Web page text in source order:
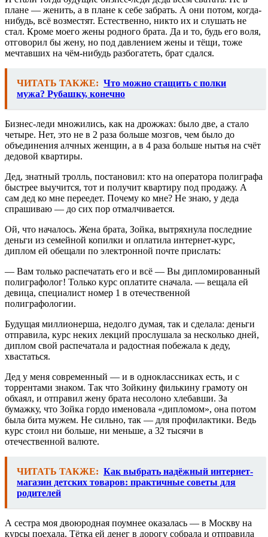
плане — женить, а в плане к себе забрать. А они потом, когда-
нибудь, всё возместят. Естественно, никто их и слушать не
стал. Кроме моего жены родного брата. Да и то, будь его воля,
отговорил бы жену, но под давлением жены и тёщи, тоже
мечтавших на чём-нибудь разбогатеть, брат сдался.
ЧИТАТЬ ТАКЖЕ: Что можно стащить с полки
мужа? Рубашку, конечно
Бизнес-леди множились, как на дрожжах: было две, а стало
четыре. Нет, это не в 2 раза больше мозгов, чем было до
объединения алчных женщин, а в 4 раза больше нытья на счёт
дедовой квартиры.
Дед, знатный тролль, постановил: кто на оператора полиграфа
быстрее выучится, тот и получит квартиру под продажу. А
сам дед ко мне переедет. Почему ко мне? Не знаю, у деда
спрашиваю — до сих пор отмалчивается.
Ой, что началось. Жена брата, Зойка, вытряхнула последние
деньги из семейной копилки и оплатила интернет-курс,
диплом ей обещали по электронной почте прислать:
— Вам только распечатать его и всё — Вы дипломированный
полиграфолог! Только курс оплатите сначала. — вещала ей
девица, специалист номер 1 в отечественной
полиграфологии.
Будущая миллионерша, недолго думая, так и сделала: деньги
отправила, курс неких лекций прослушала за несколько дней,
диплом свой распечатала и радостная побежала к деду,
хвастаться.
Дед у меня современный — и в одноклассниках есть, и с
торрентами знаком. Так что Зойкину филькину грамоту он
обхаял, и отправил жену брата несолоно хлебавши. За
бумажку, что Зойка гордо именовала «дипломом», она потом
была бита мужем. Не сильно, так — для профилактики. Ведь
курс стоил ни больше, ни меньше, а 32 тысячи в
отечественной валюте.
ЧИТАТЬ ТАКЖЕ: Как выбрать надёжный интернет-
магазин детских товаров: практичные советы для
родителей
А сестра моя двоюродная поумнее оказалась — в Москву на
курсы поехала. Тётка ей денег в дорогу собрала и отправила